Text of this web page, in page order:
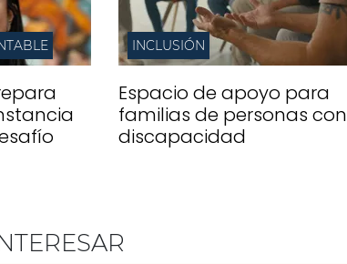
INCLUSIÓN
Espacio de apoyo para
familias de personas con
discapacidad